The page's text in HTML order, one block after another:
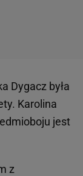
Dygacz była
Karolina
jest
z